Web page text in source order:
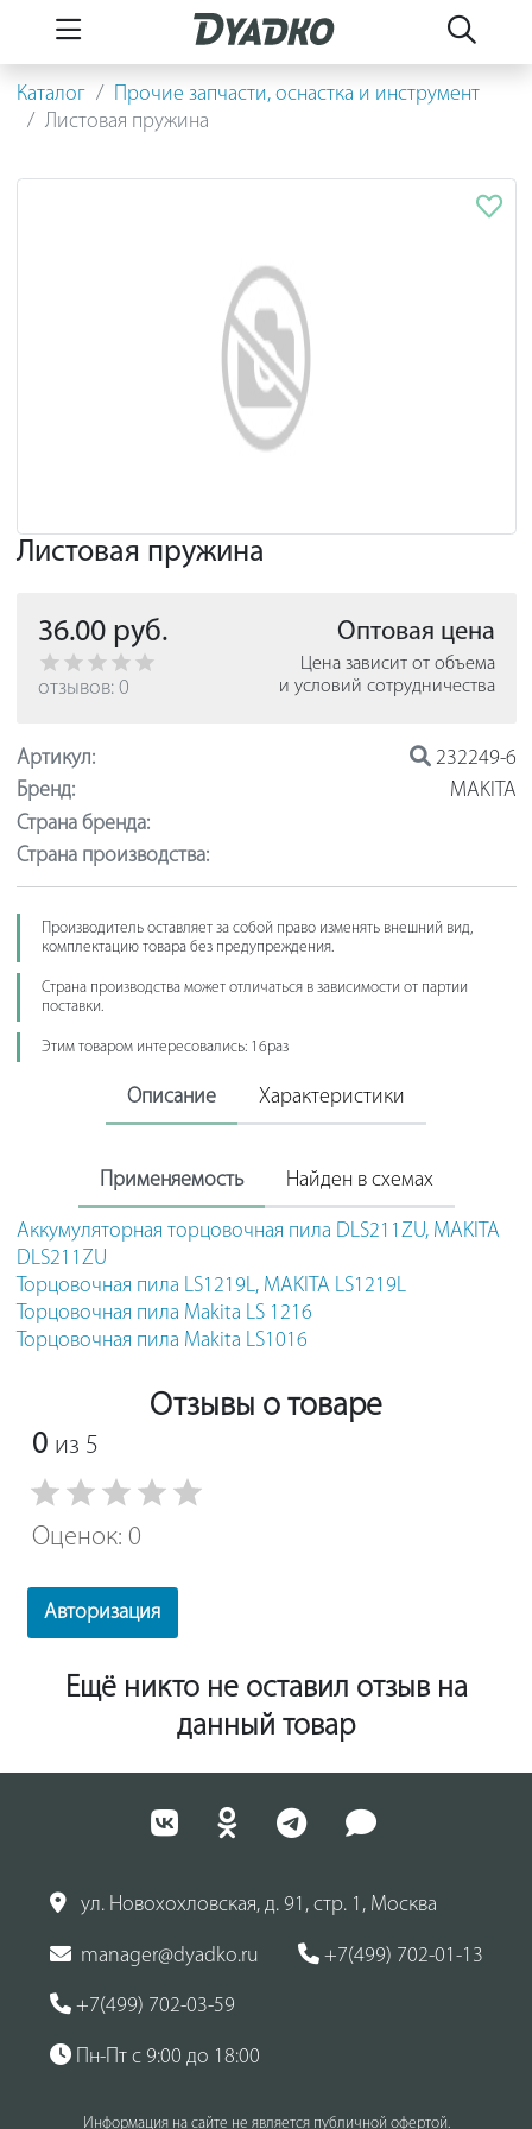
Каталог
Прочие запчасти, оснастка и инструмент
Листовая пружина
Листовая пружина
36.00 руб.
отзывов: 0
Оптовая цена
Цена зависит от объема
и условий сотрудничества
Артикул:
232249-6
Бренд:
MAKITA
Страна бренда:
Страна производства:
Производитель оставляет за собой право изменять внешний вид,
комплектацию товара без предупреждения.
Страна производства может отличаться в зависимости от партии
поставки.
Этим товаром интересовались: 16раз
Описание Характеристики
Применяемость Найден в схемах
Аккумуляторная торцовочная пила DLS211ZU, MAKITA
DLS211ZU
Торцовочная пила LS1219L, MAKITA LS1219L
Торцовочная пила Makita LS 1216
Торцовочная пила Makita LS1016
Отзывы о товаре
0 из 5
Оценок: 0
Авторизация
Ещё никто не оставил отзыв на
данный товар
ул. Новохохловская, д. 91, стр. 1, Москва
manager@dyadko.ru +7(499) 702-01-13
+7(499) 702-03-59
Пн-Пт с 9:00 до 18:00
Информация на сайте не является публичной офертой.